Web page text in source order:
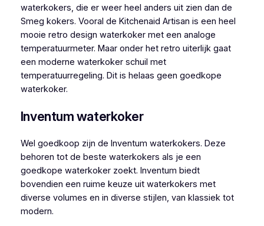
waterkokers, die er weer heel anders uit zien dan de
Smeg kokers. Vooral de Kitchenaid Artisan is een heel
mooie retro design waterkoker met een analoge
temperatuurmeter. Maar onder het retro uiterlijk gaat
een moderne waterkoker schuil met
temperatuurregeling. Dit is helaas geen goedkope
waterkoker.
Inventum waterkoker
Wel goedkoop zijn de Inventum waterkokers. Deze
behoren tot de beste waterkokers als je een
goedkope waterkoker zoekt. Inventum biedt
bovendien een ruime keuze uit waterkokers met
diverse volumes en in diverse stijlen, van klassiek tot
modern.